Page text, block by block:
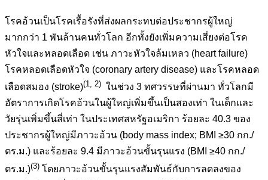
โรคอ้วนเป็นโรคเรื้อรังที่ส่งผลกระทบต่อประชากรผู้ใหญ่
มากกว่า 1 พันล้านคนทั่วโลก อีกทั้งยังเพิ่มความเสี่ยงต่อโรค
หัวใจและหลอดเลือด เช่น ภาวะหัวใจล้มเหลว (heart failure)
โรคหลอดเลือดหัวใจ (coronary artery disease) และโรคหลอด
เลือดสมอง (stroke)(1, 2) ในช่วง 3 ทศวรรษที่ผ่านมา ทั่วโลกมี
อัตราการเกิดโรคอ้วนในผู้ใหญ่เพิ่มขึ้นเป็นสองเท่า ในเด็กและ
วัยรุ่นเพิ่มขึ้นสี่เท่า ในประเทศสหรัฐอเมริกา ร้อยละ 40.3 ของ
ประชากรผู้ใหญ่มีภาวะอ้วน (body mass index; BMI ≥30 กก./
ตร.ม.) และร้อยละ 9.4 มีภาวะอ้วนขั้นรุนแรง (BMI ≥40 กก./
ตร.ม.)(3) โดยภาวะอ้วนขั้นรุนแรงสัมพันธ์กับการลดลงของ